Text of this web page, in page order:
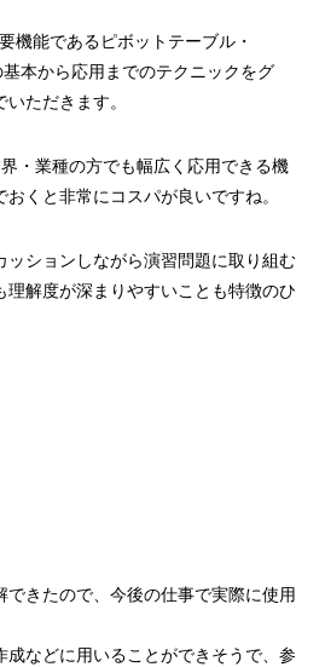
機能であるピボットテーブル・
基本から応用までのテクニックをグ
ただきます。
・業種の方でも幅広く応用できる機
くと非常にコスパが良いですね。
ッションしながら演習問題に取り組む
理解度が深まりやすいことも特徴のひ
できたので、今後の仕事で実際に使用
成などに用いることができそうで、参